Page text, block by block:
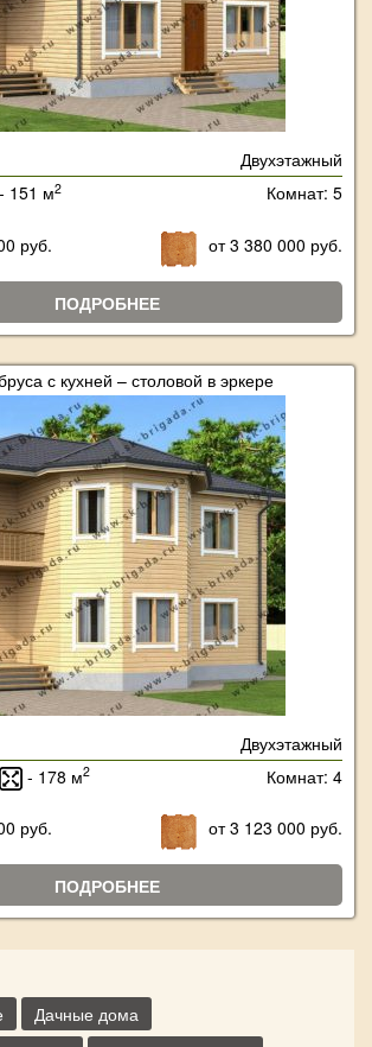
Двухэтажный
- 151 м2 Комнат: 5
руб. от 3 380 000 руб.
ПОДРОБНЕЕ
с кухней – столовой в эркере
Двухэтажный
- 178 м2 Комнат: 4
руб. от 3 123 000 руб.
ПОДРОБНЕЕ
Дачные дома